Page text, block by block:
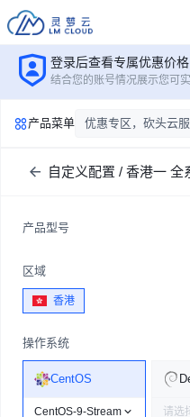
登录后查看专属优惠价格
结合您的账号情况展示您可
产品菜单 优惠专区，砍头云
自定义配置 / 香港一 全
产品型号
区域
香港
操作系统
CentOS
CentOS-9-Stream 请选